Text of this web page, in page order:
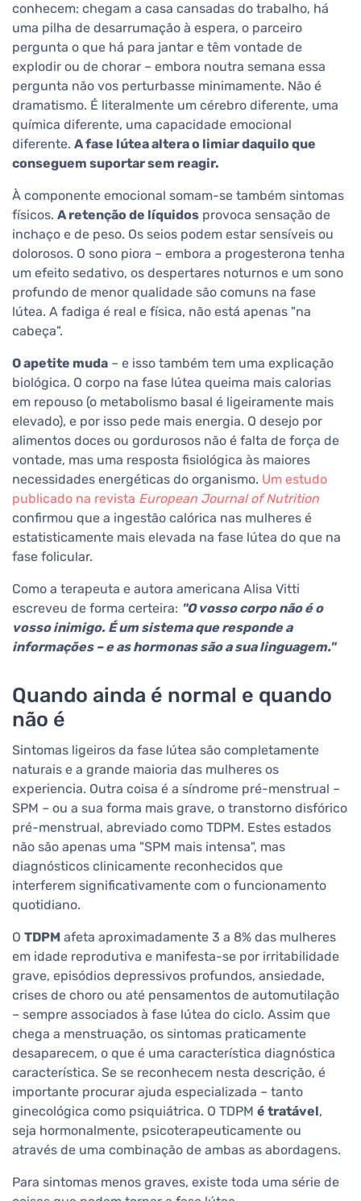
conhecem: chegam a casa cansadas do trabalho, há
uma pilha de desarrumação à espera, o parceiro
pergunta o que há para jantar e têm vontade de
explodir ou de chorar – embora noutra semana essa
pergunta não vos perturbasse minimamente. Não é
dramatismo. É literalmente um cérebro diferente, uma
química diferente, uma capacidade emocional
diferente. A fase lútea altera o limiar daquilo que
conseguem suportar sem reagir.
À componente emocional somam-se também sintomas
físicos. A retenção de líquidos provoca sensação de
inchaço e de peso. Os seios podem estar sensíveis ou
dolorosos. O sono piora – embora a progesterona tenha
um efeito sedativo, os despertares noturnos e um sono
profundo de menor qualidade são comuns na fase
lútea. A fadiga é real e física, não está apenas "na
cabeça".
O apetite muda – e isso também tem uma explicação
biológica. O corpo na fase lútea queima mais calorias
em repouso (o metabolismo basal é ligeiramente mais
elevado), e por isso pede mais energia. O desejo por
alimentos doces ou gordurosos não é falta de força de
vontade, mas uma resposta fisiológica às maiores
necessidades energéticas do organismo. Um estudo
publicado na revista European Journal of Nutrition
confirmou que a ingestão calórica nas mulheres é
estatisticamente mais elevada na fase lútea do que na
fase folicular.
Como a terapeuta e autora americana Alisa Vitti
escreveu de forma certeira: "O vosso corpo não é o
vosso inimigo. É um sistema que responde a
informações – e as hormonas são a sua linguagem."
Quando ainda é normal e quando
não é
Sintomas ligeiros da fase lútea são completamente
naturais e a grande maioria das mulheres os
experiencia. Outra coisa é a síndrome pré-menstrual –
SPM – ou a sua forma mais grave, o transtorno disfórico
pré-menstrual, abreviado como TDPM. Estes estados
não são apenas uma "SPM mais intensa", mas
diagnósticos clinicamente reconhecidos que
interferem significativamente com o funcionamento
quotidiano.
O TDPM afeta aproximadamente 3 a 8% das mulheres
em idade reprodutiva e manifesta-se por irritabilidade
grave, episódios depressivos profundos, ansiedade,
crises de choro ou até pensamentos de automutilação
– sempre associados à fase lútea do ciclo. Assim que
chega a menstruação, os sintomas praticamente
desaparecem, o que é uma característica diagnóstica
característica. Se se reconhecem nesta descrição, é
importante procurar ajuda especializada – tanto
ginecológica como psiquiátrica. O TDPM é tratável,
seja hormonalmente, psicoterapeuticamente ou
através de uma combinação de ambas as abordagens.
Para sintomas menos graves, existe toda uma série de